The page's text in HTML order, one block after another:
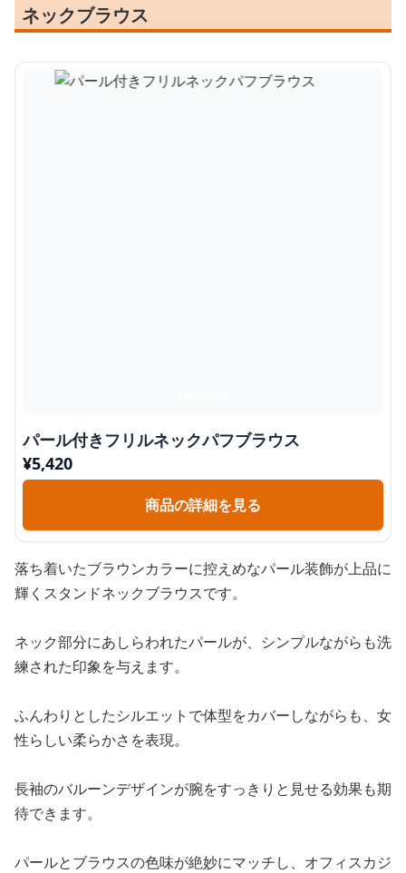
ネックブラウス
パール付きフリルネックパフブラウス
¥5,420
商品の詳細を見る
落ち着いたブラウンカラーに控えめなパール装飾が上品に
輝くスタンドネックブラウスです。
ネック部分にあしらわれたパールが、シンプルながらも洗
練された印象を与えます。
ふんわりとしたシルエットで体型をカバーしながらも、女
性らしい柔らかさを表現。
長袖のバルーンデザインが腕をすっきりと見せる効果も期
待できます。
パールとブラウスの色味が絶妙にマッチし、オフィスカジ